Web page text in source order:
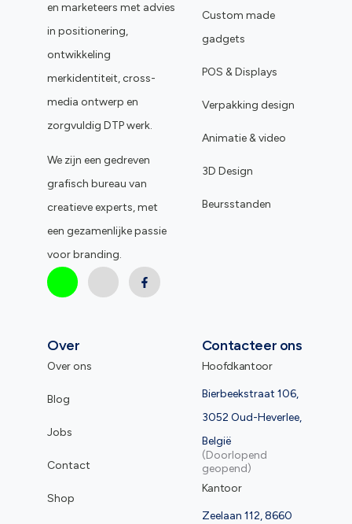
en marketeers met advies
in positionering,
ontwikkeling
merkidentiteit, cross-
media ontwerp en
zorgvuldig DTP werk.
We zijn een gedreven
grafisch bureau van
creatieve experts, met
een gezamenlijke passie
voor branding.
Custom made
gadgets
POS & Displays
Verpakking design
Animatie & video
3D Design
Beursstanden
Over
Over ons
Blog
Jobs
Contact
Shop
Contacteer ons
Hoofdkantoor
Bierbeekstraat 106,
3052 Oud-Heverlee,
België
(Doorlopend
geopend)
Kantoor
Zeelaan 112, 8660